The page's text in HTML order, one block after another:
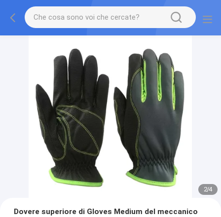
2/4
Dovere superiore di Gloves Medium del meccanico